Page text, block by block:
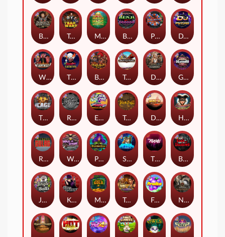
Tsar Wars
Nexus Tombstone RIP
Book Of Shadows
Rock Bottom
The Cage
Space Donkey
Bounty Hunters xNudge®
Monkey's Gold xPays
Benji Killed in Vegas
Barbarian Fury
Poison Eve
Tomb of Nefertiti
Dragon Tribe
Gluttony
Mayan Magic Wildfire
Fruits
Deadwood xNudge
DJ Psycho
Tombstone
Punk Rocker
East Coast Vs West Coast
The Creepy Carnival
Whacked
Jingle Balls
Harlequin Carnival
Walk of Shame
Remember Gulag
Karen Maneater
True kult
The Rave